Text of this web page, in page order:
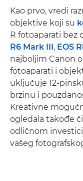
Kao prvo, vredi
objektive koji su
R fotoaparati bez
R6 Mark III, EOS
najboljim Canon
fotoaparati i
uključuje 12-
brzinu i
Kreativne
ogledala takođe
odličnom
vašeg